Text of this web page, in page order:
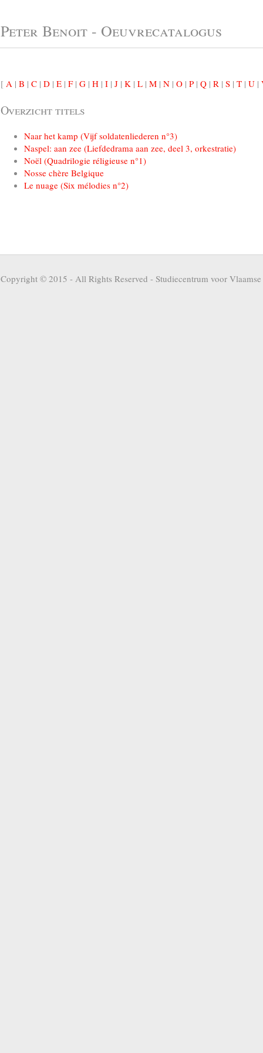
Peter Benoit - Oeuvrecatalogus
[ A | B | C | D | E | F| G | H | I | J | K | L | M | N | O | P | Q | R | S | T | U |
Overzicht titels
Naar het kamp (Vijf soldatenliederen n°3)
Naspel: aan zee (Liefdedrama aan zee, deel 3, orkestratie)
Noël (Quadrilogie réligieuse n°1)
Nosse chère Belgique
Le nuage (Six mélodies n°2)
Copyright © 2015 - All Rights Reserved - Studiecentrum voor